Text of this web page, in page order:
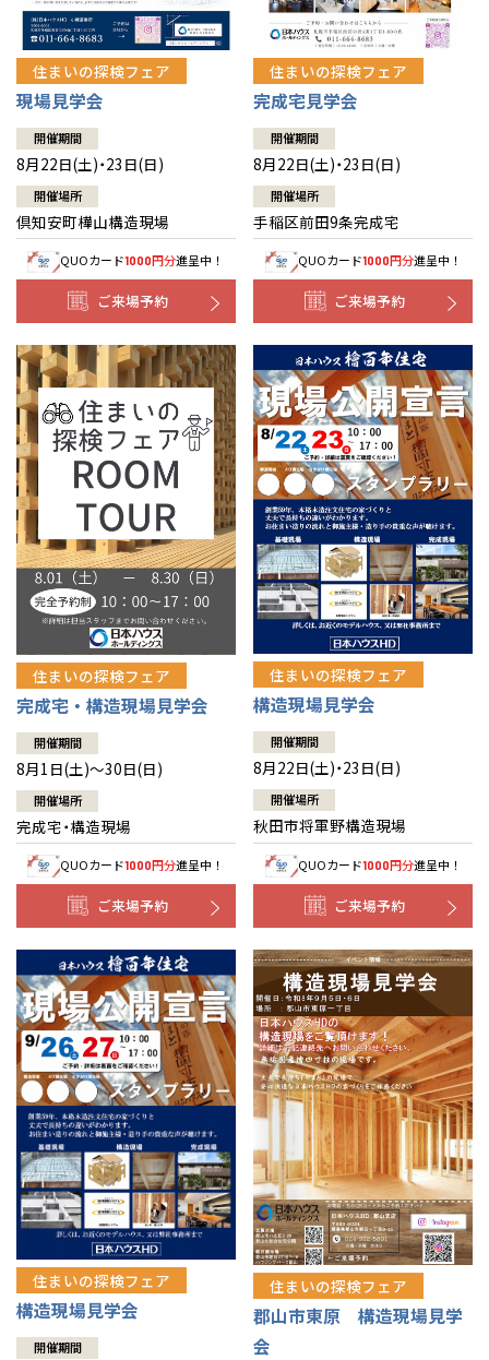
住まいの探検フェア
現場見学会
開催期間
8月22日(土)・23日(日)
開催場所
倶知安町樺山構造現場
QUOカード1000円分進呈中！
ご来場予約
住まいの探検フェア
完成宅見学会
開催期間
8月22日(土)・23日(日)
開催場所
手稲区前田9条完成宅
QUOカード1000円分進呈中！
ご来場予約
住まいの探検フェア
完成宅・構造現場見学会
開催期間
8月1日(土)～30日(日)
開催場所
完成宅・構造現場
QUOカード1000円分進呈中！
ご来場予約
住まいの探検フェア
構造現場見学会
開催期間
8月22日(土)・23日(日)
開催場所
秋田市将軍野構造現場
QUOカード1000円分進呈中！
ご来場予約
住まいの探検フェア
構造現場見学会
開催期間
住まいの探検フェア
郡山市東原 構造現場見学
会
道央
道北
道南
道東
青森
秋田
岩手
山形
宮城
福島
甲信越・北陸
新潟
山梨
長野
富山
石川
福井
関東
東京
神奈川
埼玉
千葉
茨城
栃木
群馬
東海
愛知
岐阜
静岡
三重
近畿
大阪
京都
兵庫
奈良
滋賀
和歌山
中国・四国
岡山
香川
愛媛
鳥取
島根
広島
山口
徳島
高知
九州
福岡
佐賀
熊本
大分
宮崎
鹿児島
長崎
沖縄
分譲マンション
※現住所のある都道府県以外の建築予定地の方でも現住所の有るお近
くの展示場又は店舗にお問合せください。移住の計画の方もご相談対
応します。お気軽にご相談ください。
道央
苫小牧千歳
小樽
道北
道南
道東
釧路
青森県
八戸
青森
秋田県
秋田
岩手県
山形県
宮城県
仙台
福島県
会津
甲信越・北陸
新潟県
長岡
山梨県
長野県
富山県
富山
石川県
福井県
福井
関東
東京都
神奈川県
相模
埼玉県
埼玉
千葉県
千葉
柏
茨城県
水戸
栃木県
宇都宮
小山
群馬県
群馬
伊勢崎
東海
愛知県
岐阜県
岐阜
静岡県
三重県
四日市
近畿
大阪府
大阪
京都府
京都
兵庫県
姫路
奈良県
奈良
中国・四国
岡山県
岡山
愛媛県
松山
九州
福岡県
福岡
佐賀県
佐賀
熊本県
熊本
大分県
大分
宮崎県
宮崎
鹿児島県
鹿児島